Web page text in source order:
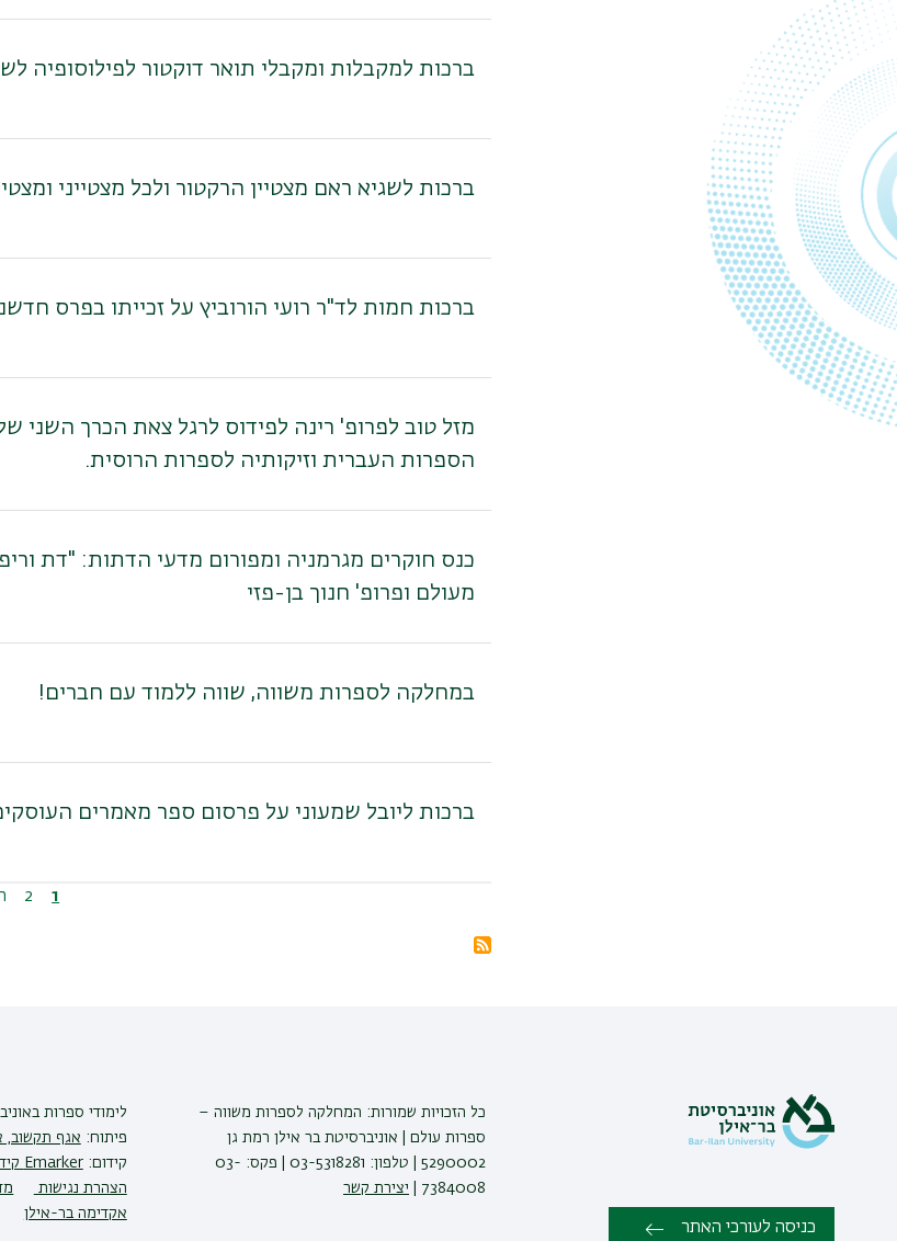
ברכות למקבלות ומקבלי תואר דוקטור לפילוסופיה
ברכות לשגיא ראם מצטיין הרקטור ולכל מצטייני
ברכות חמות לד"ר רועי הורוביץ על זכייתו בפרס
מזל טוב לפרופ' רינה לפידוס לרגל צאת הכרך השני
הספרות העברית וזיקותיה לספרות הרוסית.
כנס חוקרים מגרמניה ומפורום מדעי הדתות: "דת
מעולם ופרופ' חנוך בן-פזי
במחלקה לספרות משווה, שווה ללמוד עם חברים!
ברכות ליובל שמעוני על פרסום ספר מאמרים
דף
1 דף
2
מנוי
כניסה לעורכי האתר
כל הזכויות שמורות: המחלקה לספרות משווה –
ספרות עולם | אוניברסיטת בר אילן רמת גן
5290002 | טלפון: 03-5318281 | פקס: 03-
7384008 |
יצירת קשר
לימודי ספרות
פיתוח: אגף תקשוב,
קידום:Emarker קידום אתרים
הצהרת נגישות
אקדימה בר-אילן